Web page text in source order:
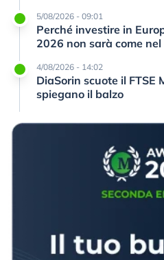
5/08/2026 - 09:01
Perché investire in
2026 non sarà come nel
4/08/2026 - 14:02
DiaSorin scuote il FTSE
spiegano il balzo